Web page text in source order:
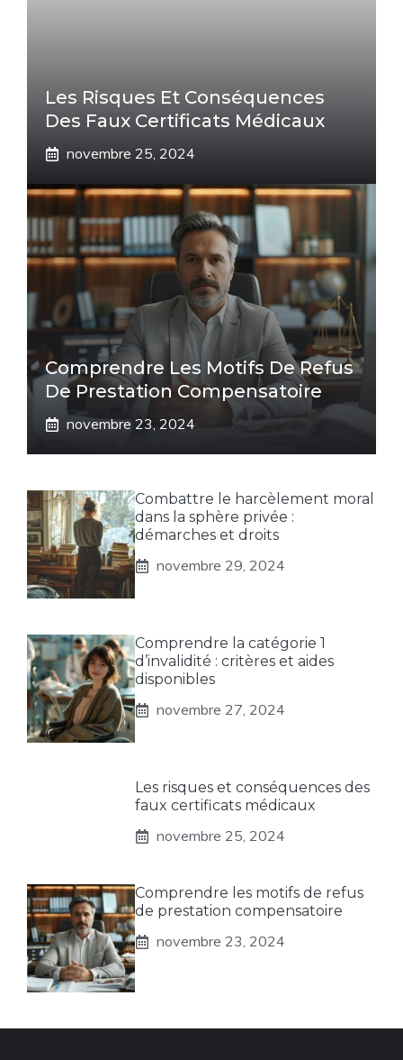
Les Risques Et Conséquences
Des Faux Certificats Médicaux
novembre 25, 2024
Comprendre Les Motifs De Refus
De Prestation Compensatoire
novembre 23, 2024
Combattre le harcèlement moral
dans la sphère privée :
démarches et droits
novembre 29, 2024
Comprendre la catégorie 1
d’invalidité : critères et aides
disponibles
novembre 27, 2024
Les risques et conséquences des
faux certificats médicaux
novembre 25, 2024
Comprendre les motifs de refus
de prestation compensatoire
novembre 23, 2024